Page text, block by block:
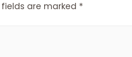
fields are marked *